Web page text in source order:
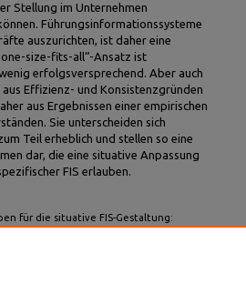
Stellung im Unternehmen
Führungsinformationssysteme
auszurichten, ist daher eine
size-fits-all“-Ansatz ist
erfolgsversprechend. Aber auch
Effizienz- und Konsistenzgründen
aus Ergebnissen einer empirischen
Sie unterscheiden sich
Teil erheblich und stellen so eine
dar, die eine situative Anpassung
FIS erlauben.
für die situative FIS-Gestaltung: